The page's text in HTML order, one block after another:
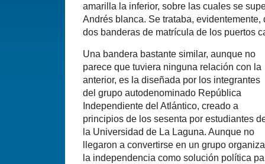
amarilla la inferior, sobre las cuales se
Andrés blanca. Se trataba,
dos banderas de matrícula de los puertos
Una bandera bastante similar, aunque no
parece que tuviera ninguna relación con la
anterior, es la diseñada por los integrantes
del grupo autodenominado República
Independiente del Atlántico, creado a
principios de los sesenta por estudiantes
la Universidad de La Laguna. Aunque no
llegaron a convertirse en un grupo
la independencia como solución política